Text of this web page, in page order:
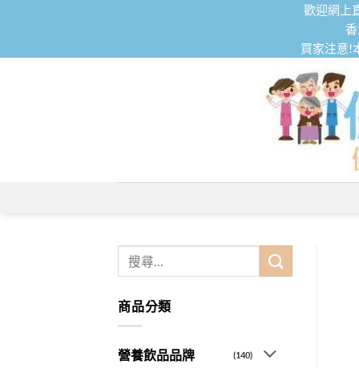
歡迎網上
買家注意!
鍵
字:
商品分類
營養飲品品牌 (140)